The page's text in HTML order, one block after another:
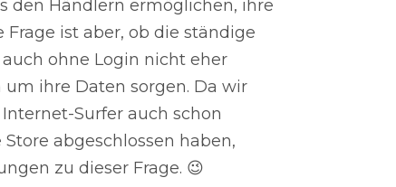
den Händlern ermöglichen, ihre
Frage ist aber, ob die ständige
ohne Login nicht eher
ihre Daten sorgen. Da wir
Surfer auch schon
abgeschlossen haben,
zu dieser Frage. 😉